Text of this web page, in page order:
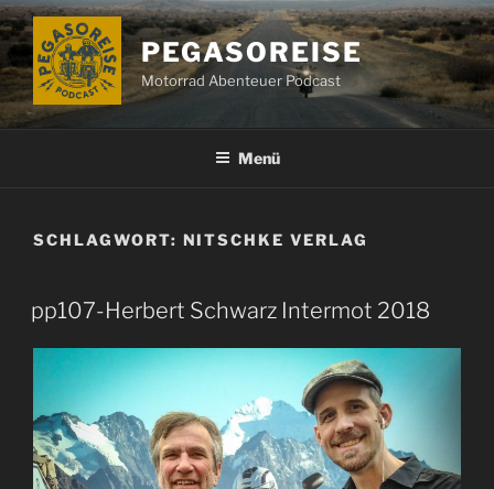
Zum
Inhalt
springen
PEGASOREISE
Motorrad Abenteuer Podcast
Menü
SCHLAGWORT: NITSCHKE VERLAG
pp107-Herbert Schwarz Intermot 2018